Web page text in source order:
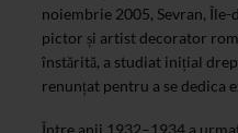
noiembrie 2005, Sevran, Île-
pictor și artist decorator
înstărită, a studiat inițial
renunțat pentru a se dedica
Între anii 1932–1934 a